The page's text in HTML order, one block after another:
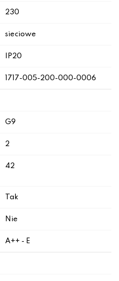
230
sieciowe
IP20
1717-005-200-000-0006
G9
2
42
Tak
Nie
A++ - E